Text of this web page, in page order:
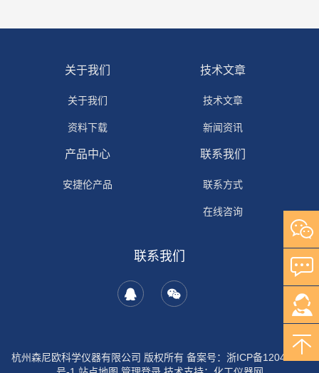
关于我们
关于我们
资料下载
技术文章
技术文章
新闻资讯
产品中心
安捷伦产品
联系我们
联系方式
在线咨询
联系我们
杭州森尼欧科学仪器有限公司 版权所有 备案号： 浙ICP备12044702